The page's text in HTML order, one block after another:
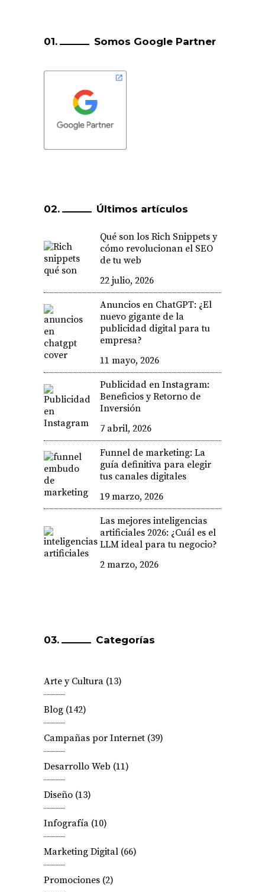
Somos Google Partner
Últimos artículos
Qué son los Rich Snippets y
cómo revolucionan el SEO
de tu web
22 julio, 2026
Anuncios en ChatGPT: ¿El
nuevo gigante de la
publicidad digital para tu
empresa?
11 mayo, 2026
Publicidad en Instagram:
Beneficios y Retorno de
Inversión
7 abril, 2026
Funnel de marketing: La
guía definitiva para elegir
tus canales digitales
19 marzo, 2026
Las mejores inteligencias
artificiales 2026: ¿Cuál es el
LLM ideal para tu negocio?
2 marzo, 2026
Categorías
Arte y Cultura (13)
Blog (142)
Campañas por Internet (39)
Desarrollo Web (11)
Diseño (13)
Infografía (10)
Marketing Digital (66)
Promociones (2)